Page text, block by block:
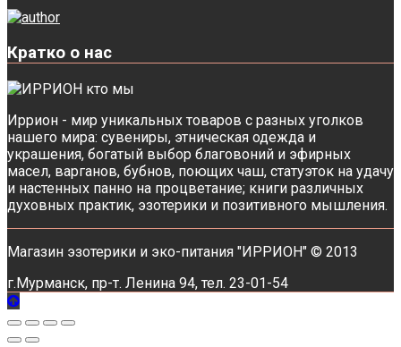
Кратко о нас
Иррион - мир уникальных товаров с разных уголков
нашего мира: сувениры, этническая одежда и
украшения, богатый выбор благовоний и эфирных
масел, варганов, бубнов, поющих чаш, статуэток на удачу
и настенных панно на процветание; книги различных
духовных практик, эзотерики и позитивного мышления.
Магазин эзотерики и эко-питания "ИРРИОН" © 2013
г.Мурманск, пр-т. Ленина 94, тел. 23-01-54